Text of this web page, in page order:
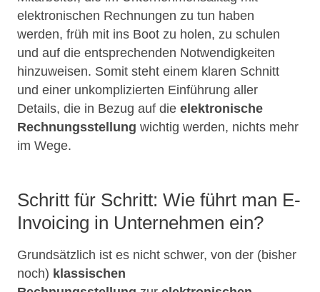
elektronischen Rechnungen zu tun haben
werden, früh mit ins Boot zu holen, zu schulen
und auf die entsprechenden Notwendigkeiten
hinzuweisen. Somit steht einem klaren Schnitt
und einer unkomplizierten Einführung aller
Details, die in Bezug auf die elektronische
Rechnungsstellung wichtig werden, nichts mehr
im Wege.
Schritt für Schritt: Wie führt man E-
Invoicing in Unternehmen ein?
Grundsätzlich ist es nicht schwer, von der (bisher
noch) klassischen